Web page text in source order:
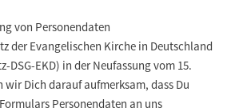
von Personendaten
der Evangelischen Kirche in Deutschland
DSG-EKD) in der Neufassung vom 15.
wir Dich darauf aufmerksam, dass Du
Personendaten an uns